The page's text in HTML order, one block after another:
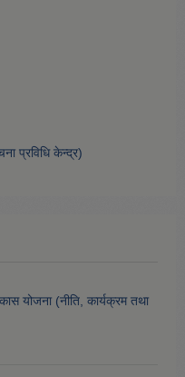
प्रविधि केन्द्र)
योजना (नीति, कार्यक्रम तथा